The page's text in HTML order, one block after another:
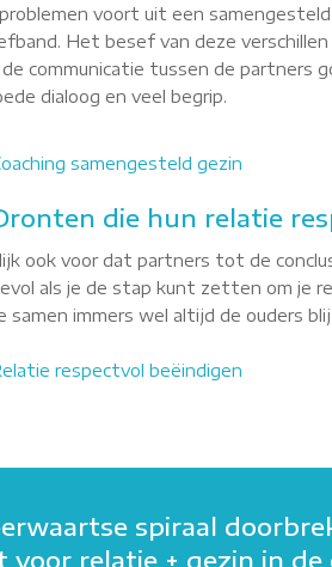
voort uit een
Het besef van deze
communicatie tussen de partners
dialoog en veel begrip.
samengesteld gezin
die hun relatie
ook voor dat partners tot de
als je de stap kunt zetten om je
samen immers wel altijd de ouders
respectvol beëindigen
spiraal
voor relatie + gezin in